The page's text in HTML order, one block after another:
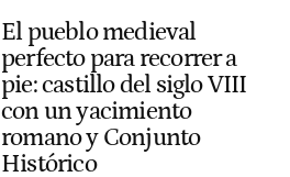
El pueblo medieval
perfecto para recorrer a
pie: castillo del siglo VIII
con un yacimiento
romano y Conjunto
Histórico